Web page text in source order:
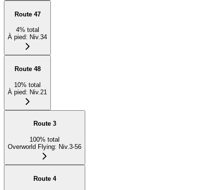
Route 47
4% total
À pied: Niv.34
Route 48
10% total
À pied: Niv.21
Route 3
100% total
Overworld Flying: Niv.3-56
Route 4